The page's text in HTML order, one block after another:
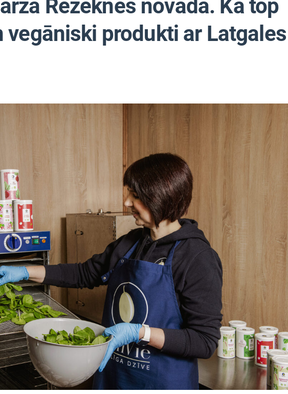
Rēzeknes novadā. Kā top
vegāniski produkti ar Latgales